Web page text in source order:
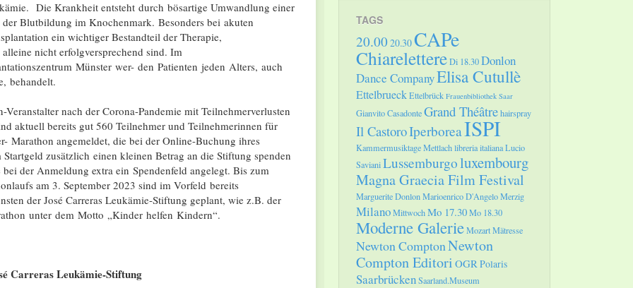
Die Krankheit entsteht durch bösartige Umwandlung einer
Blutbildung im Knochenmark. Besonders bei akuten
ein wichtiger Bestandteil der Therapie,
nicht erfolgversprechend sind. Im
ntrum Münster wer- den Patienten jeden Alters, auch
behandelt.
nach der Corona-Pandemie mit Teilnehmerverlusten
aktuell bereits gut 560 Teilnehmer und Teilnehmerinnen für
Marathon angemeldet, die bei der Online-Buchung ihres
Startgeld zusätzlich einen kleinen Betrag an die Stiftung spenden
der Anmeldung extra ein Spendenfeld angelegt. Bis zum
am 3. September 2023 sind im Vorfeld bereits
der José Carreras Leukämie-Stiftung geplant, wie z.B. der
unter dem Motto „Kinder helfen Kindern“.
Carreras Leukämie-Stiftung
TAGS
20.00 20.30CAPe
ChiarelettereDi 18.30Donlon
Dance CompanyElisa Cutullè
EttelbrueckEttelbrück Frauenbibliothek Saar
Gianvito CasadonteGrand Théâtrehairspray
Il CastoroIperboreaISPI
Kammermusiktage Mettlachlibreria italianaLucio
SavianiLussemburgoluxembourg
Magna Graecia Film Festival
Marguerite DonlonMarioenrico D'AngeloMerzig
MilanoMittwochMo 17.30Mo 18.30
Moderne GalerieMozartMätresse
Newton ComptonNewton
Compton Editori OGRPolaris
SaarbrückenSaarland.Museum